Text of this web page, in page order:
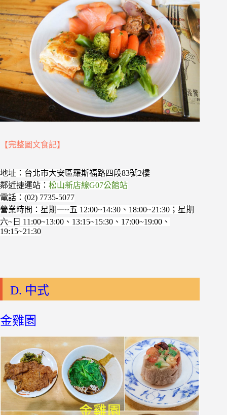
【完整圖文食記】
地址：台北市大安區羅斯福路四段83號2樓
鄰近捷運站： 松山新店線G07公館站
電話：(02) 7735-5077
營業時間：星期一~五 12:00~14:30、18:00~21:30；星期
六~日 11:00~13:00、13:15~15:30、17:00~19:00、
19:15~21:30
D. 中式
金雞園